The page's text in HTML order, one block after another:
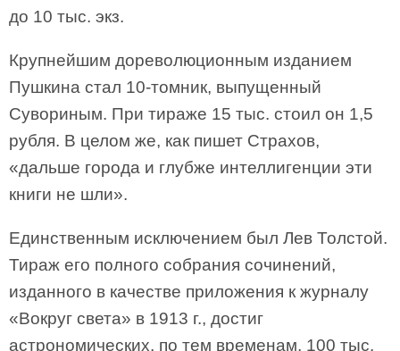
до 10 тыс. экз.
Крупнейшим дореволюционным изданием
Пушкина стал 10-томник, выпущенный
Сувориным. При тираже 15 тыс. стоил он 1,5
рубля. В целом же, как пишет Страхов,
«дальше города и глубже интеллигенции эти
книги не шли».
Единственным исключением был Лев Толстой.
Тираж его полного собрания сочинений,
изданного в качестве приложения к журналу
«Вокруг света» в 1913 г., достиг
астрономических, по тем временам, 100 тыс.